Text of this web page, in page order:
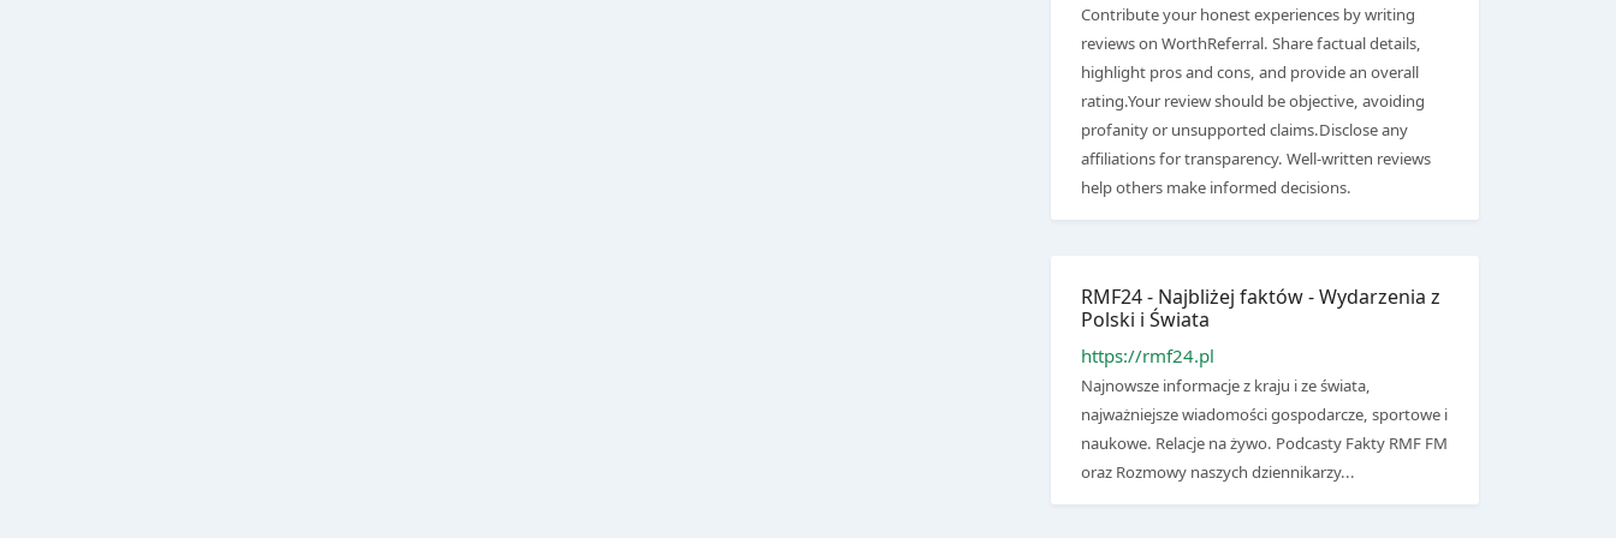
Contribute your honest experiences by writing
reviews on WorthReferral. Share factual details,
highlight pros and cons, and provide an overall
rating.Your review should be objective, avoiding
profanity or unsupported claims.Disclose any
affiliations for transparency. Well-written reviews
help others make informed decisions.
RMF24 - Najbliżej faktów - Wydarzenia z
Polski i Świata
https://rmf24.pl
Najnowsze informacje z kraju i ze świata,
najważniejsze wiadomości gospodarcze, sportowe i
naukowe. Relacje na żywo. Podcasty Fakty RMF FM
oraz Rozmowy naszych dziennikarzy...